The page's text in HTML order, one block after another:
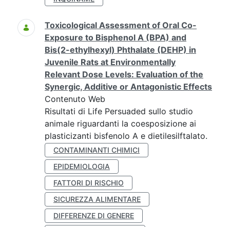
Toxicological Assessment of Oral Co-
Exposure to Bisphenol A (BPA) and
Bis(2-ethylhexyl) Phthalate (DEHP) in
Juvenile Rats at Environmentally
Relevant Dose Levels: Evaluation of the
Synergic, Additive or Antagonistic Effects
Contenuto Web
Risultati di Life Persuaded sullo studio
animale riguardanti la coesposizione ai
plasticizanti bisfenolo A e dietilesilftalato.
CONTAMINANTI CHIMICI
EPIDEMIOLOGIA
FATTORI DI RISCHIO
SICUREZZA ALIMENTARE
DIFFERENZE DI GENERE